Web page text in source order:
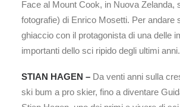
Face al Mount Cook, in Nuova Zelanda,
fotografie) di Enrico Mosetti. Per andare
ghiaccio con il protagonista di una delle
importanti dello sci ripido degli ultimi anni.
STIAN HAGEN – Da venti anni sulla
ski bum a pro skier, fino a diventare